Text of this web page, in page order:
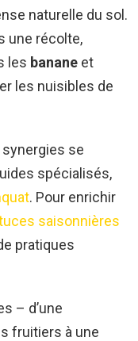
naturelle du sol.
une récolte,
les banane et
les nuisibles de
se
spécialisés,
. Pour enrichir
saisonnières
pratiques
– d’une
fruitiers à une